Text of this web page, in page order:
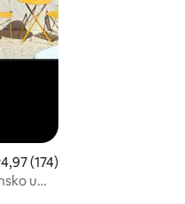
hodnocení 4,97 z 5,
4,97 (174)
u